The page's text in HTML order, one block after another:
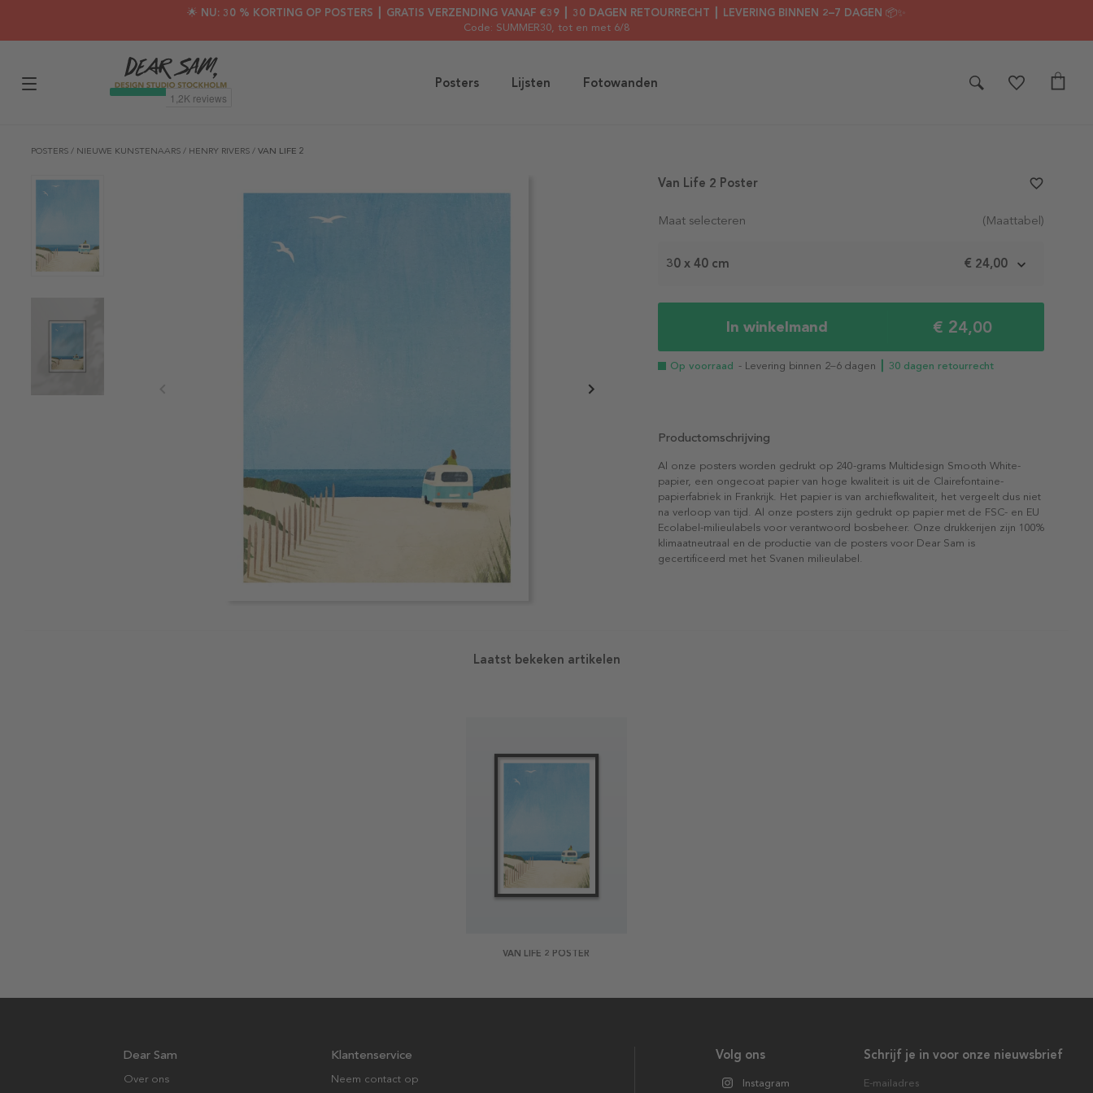
🌟 NU: 30 % KORTING OP POSTERS ┃ GRATIS VERZENDING VANAF €39 ┃ 30 DAGEN RETOURRECHT ┃ LEVERING BINNEN 2–7 DAGEN 📦✨
Code: SUMMER30, tot en met 6/8
Posters Lijsten Fotowanden
POSTERS / NIEUWE KUNSTENAARS / HENRY RIVERS / VAN LIFE 2
Maat selecteren (Maattabel)
30 x 40 cm € 24,00
In winkelmand € 24,00
Op voorraad - Levering binnen 2–6 dagen ┃ 30 dagen retourrecht
Van Life 2 Poster favorite_border
Productomschrijving
Al onze posters worden gedrukt op 240-grams Multidesign Smooth White-
papier, een ongecoat papier van hoge kwaliteit is uit de Clairefontaine-
papierfabriek in Frankrijk. Het papier is van archiefkwaliteit, het vergeelt dus niet
na verloop van tijd. Al onze posters zijn gedrukt op papier met de FSC- en EU
Ecolabel-milieulabels voor verantwoord bosbeheer. Onze drukkerijen zijn 100%
klimaatneutraal en de productie van de posters voor Dear Sam is
gecertificeerd met het Svanen milieulabel.
Laatst bekeken artikelen
VAN LIFE 2 POSTER
Schrijf je in voor onze nieuwsbrief
E-mailadres
Volg ons
Instagram
Dear Sam
Over ons
Klantenservice
Neem contact op